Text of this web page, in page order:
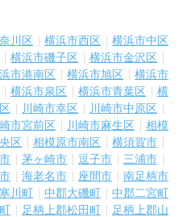
川区 横浜市西区
横浜市中区
横浜市磯子区
横浜市金沢区
市港南区 横浜市旭区
横浜市
横浜市泉区 横浜市青葉区
横
川崎市幸区
川崎市中原区
市宮前区 川崎市麻生区
相模
区 相模原市南区
横須賀市
茅ヶ崎市 逗子市
三浦市
海老名市 座間市
南足柄市
川町 中郡大磯町
中郡二宮町
足柄上郡松田町
足柄上郡山